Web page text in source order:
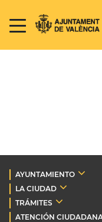
AYUNTAMIENTO
LA CIUDAD
TRÁMITES
ATENCIÓN